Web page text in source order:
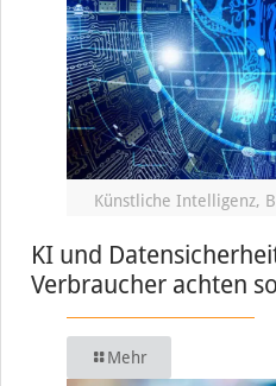
Künstliche Intelligenz,
KI und
Verbraucher achten
Mehr